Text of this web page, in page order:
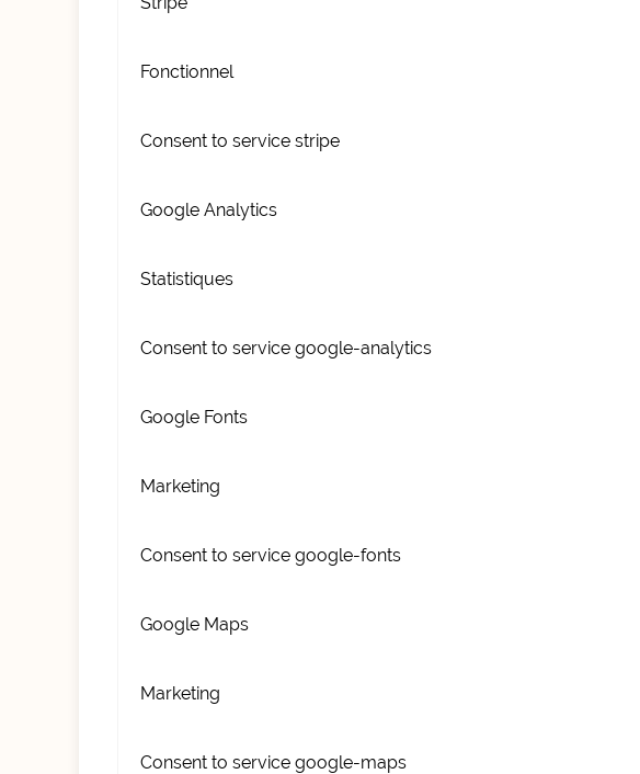
Fonctionnel
Consent to service stripe
Google Analytics
Statistiques
Consent to service google-analytics
Google Fonts
Marketing
Consent to service google-fonts
Google Maps
Marketing
Consent to service google-maps